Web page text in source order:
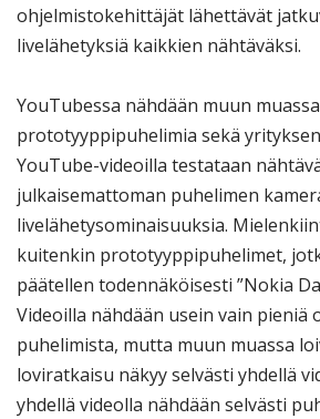
ohjelmistokehittäjät lähettävät
livelähetyksiä kaikkien nähtäväksi.
YouTubessa nähdään muun
prototyyppipuhelimia sekä
YouTube-videoilla testataan
julkaisemattoman puhelimen
livelähetysominaisuuksia.
kuitenkin prototyyppipuhelimet,
päätellen todennäköisesti ”Nokia
Videoilla nähdään usein vain pieniä
puhelimista, mutta muun muassa
loviratkaisu näkyy selvästi yhdellä
yhdellä videolla nähdään selvästi